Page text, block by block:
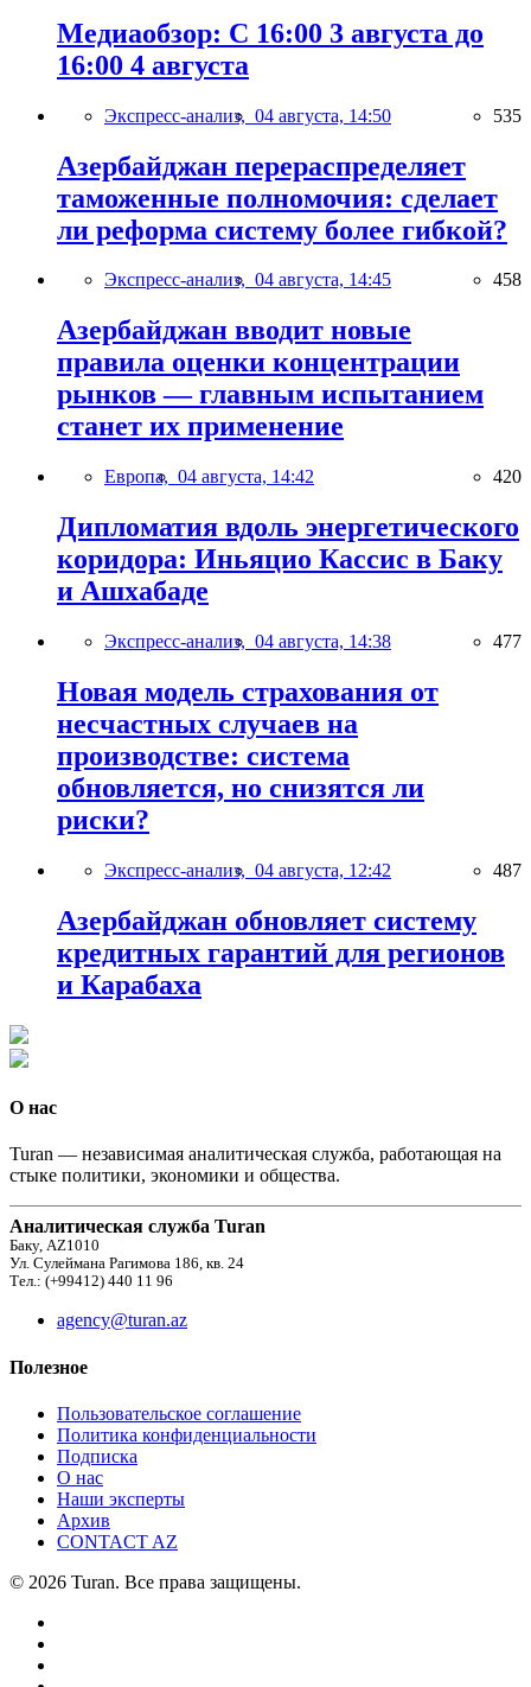
Медиаобзор: С 16:00 3 августа до
16:00 4 августа
Экспресс-анализ, 04 августа, 14:50 535
Азербайджан перераспределяет
таможенные полномочия: сделает
ли реформа систему более гибкой?
Экспресс-анализ, 04 августа, 14:45 458
Азербайджан вводит новые
правила оценки концентрации
рынков — главным испытанием
станет их применение
Европа, 04 августа, 14:42 420
Дипломатия вдоль энергетического
коридора: Иньяцио Кассис в Баку
и Ашхабаде
Экспресс-анализ, 04 августа, 14:38 477
Новая модель страхования от
несчастных случаев на
производстве: система
обновляется, но снизятся ли
риски?
Экспресс-анализ, 04 августа, 12:42 487
Азербайджан обновляет систему
кредитных гарантий для регионов
и Карабаха
О нас
Turan — независимая аналитическая служба, работающая на
стыке политики, экономики и общества.
Аналитическая служба Turan
Баку, AZ1010
Ул. Сулеймана Рагимова 186, кв. 24
Тел.: (+99412) 440 11 96
agency@turan.az
Полезное
Пользовательское соглашение
Политика конфиденциальности
Подписка
О нас
Наши эксперты
Архив
CONTACT AZ
© 2026 Turan. Все права защищены.